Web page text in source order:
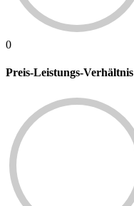
0
Preis-Leistungs-Verhältnis